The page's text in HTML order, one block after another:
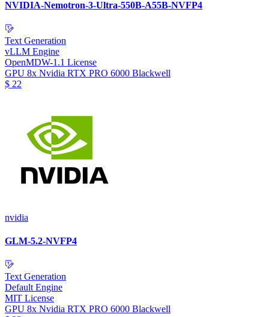
NVIDIA-Nemotron-3-Ultra-550B-A55B-NVFP4
Text Generation
vLLM Engine
OpenMDW-1.1 License
GPU 8x Nvidia RTX PRO 6000 Blackwell
$ 22
nvidia
GLM-5.2-NVFP4
Text Generation
Default Engine
MIT License
GPU 8x Nvidia RTX PRO 6000 Blackwell